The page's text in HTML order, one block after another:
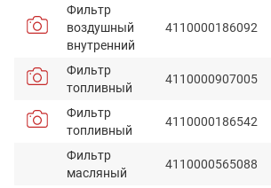
Фильтр
воздушный
внутренний
4110000186092
Фильтр
топливный
4110000907005
Фильтр
топливный
4110000186542
Фильтр
масляный
4110000565088